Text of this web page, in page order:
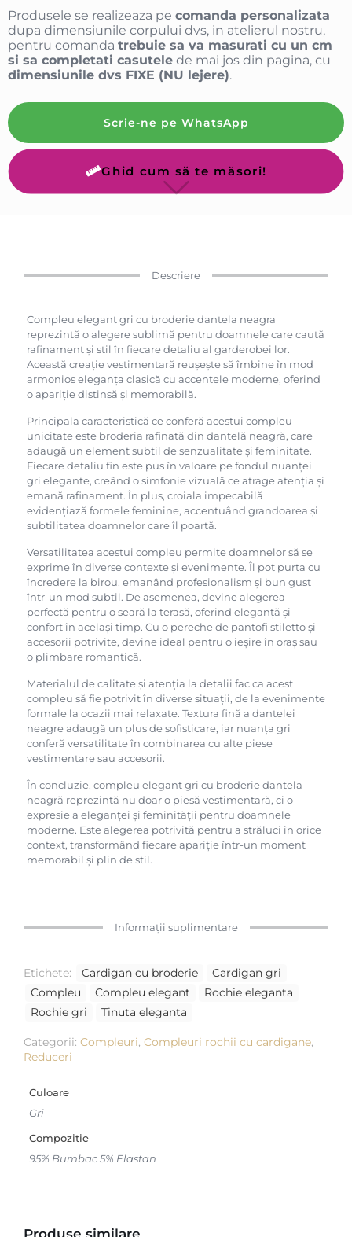
Produsele se realizeaza pe comanda personalizata
dupa dimensiunile corpului dvs, in atelierul nostru,
pentru comanda trebuie sa va masurati cu un cm
si sa completati casutele de mai jos din pagina, cu
dimensiunile dvs FIXE (NU lejere).
Scrie-ne pe WhatsApp
Ghid cum să te măsori!
Descriere
Compleu elegant gri cu broderie dantela neagra
reprezintă o alegere sublimă pentru doamnele care caută
rafinament și stil în fiecare detaliu al garderobei lor.
Această creație vestimentară reușește să îmbine în mod
armonios eleganța clasică cu accentele moderne, oferind
o apariție distinsă și memorabilă.
Principala caracteristică ce conferă acestui compleu
unicitate este broderia rafinată din dantelă neagră, care
adaugă un element subtil de senzualitate și feminitate.
Fiecare detaliu fin este pus în valoare pe fondul nuanței
gri elegante, creând o simfonie vizuală ce atrage atenția și
emană rafinament. În plus, croiala impecabilă
evidențiază formele feminine, accentuând grandoarea și
subtilitatea doamnelor care îl poartă.
Versatilitatea acestui compleu permite doamnelor să se
exprime în diverse contexte și evenimente. Îl pot purta cu
încredere la birou, emanând profesionalism și bun gust
într-un mod subtil. De asemenea, devine alegerea
perfectă pentru o seară la terasă, oferind eleganță și
confort în același timp. Cu o pereche de pantofi stiletto și
accesorii potrivite, devine ideal pentru o ieșire în oraș sau
o plimbare romantică.
Materialul de calitate și atenția la detalii fac ca acest
compleu să fie potrivit în diverse situații, de la evenimente
formale la ocazii mai relaxate. Textura fină a dantelei
neagre adaugă un plus de sofisticare, iar nuanța gri
conferă versatilitate în combinarea cu alte piese
vestimentare sau accesorii.
În concluzie, compleu elegant gri cu broderie dantela
neagră reprezintă nu doar o piesă vestimentară, ci o
expresie a eleganței și feminității pentru doamnele
moderne. Este alegerea potrivită pentru a străluci în orice
context, transformând fiecare apariție într-un moment
memorabil și plin de stil.
Informații suplimentare
Etichete: Cardigan cu broderie
Cardigan gri
Compleu
Compleu elegant
Rochie eleganta
Rochie gri
Tinuta eleganta
Categorii: Compleuri, Compleuri rochii cu cardigane,
Reduceri
Culoare
Gri
Compozitie
95% Bumbac 5% Elastan